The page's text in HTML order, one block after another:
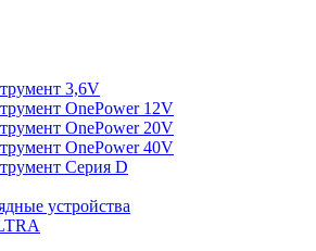
3,6V
OnePower 12V
OnePower 20V
OnePower 40V
Серия D
устройства